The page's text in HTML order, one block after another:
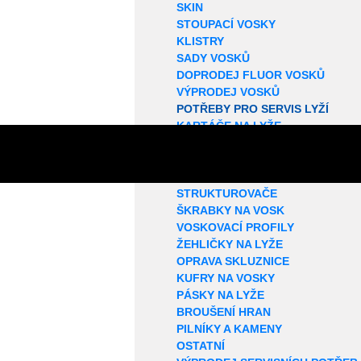
SKIN
STOUPACÍ VOSKY
KLISTRY
SADY VOSKŮ
DOPRODEJ FLUOR VOSKŮ
VÝPRODEJ VOSKŮ
POTŘEBY PRO SERVIS LYŽÍ
KARTÁČE NA LYŽE
STRUKTUROVAČE
ŠKRABKY NA VOSK
VOSKOVACÍ PROFILY
ŽEHLIČKY NA LYŽE
OPRAVA SKLUZNICE
KUFRY NA VOSKY
PÁSKY NA LYŽE
BROUŠENÍ HRAN
PILNÍKY A KAMENY
OSTATNÍ